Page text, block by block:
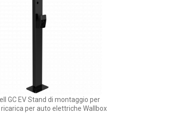
GC EV Stand di montaggio per
per auto elettriche Wallbox